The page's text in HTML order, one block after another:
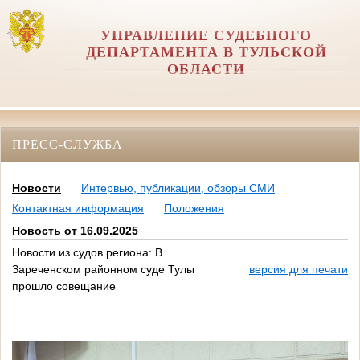
УПРАВЛЕНИЕ СУДЕБНОГО
ДЕПАРТАМЕНТА В ТУЛЬСКОЙ
ОБЛАСТИ
ПРЕСС-СЛУЖБА
Новости
Интервью, публикации, обзоры СМИ
Контактная информация
Положения
Новость от 16.09.2025
Новости из судов региона: В
Зареченском районном суде Тулы
прошло совещание
версия для печати